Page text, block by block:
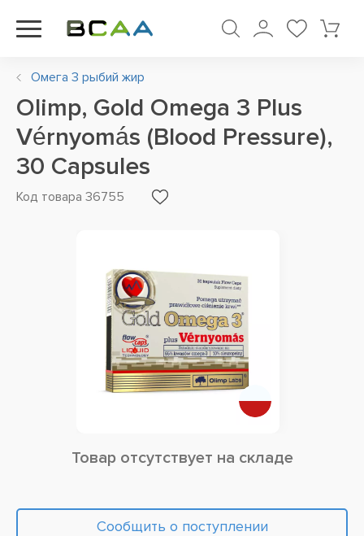
Омега 3 рыбий жир
Olimp, Gold Omega 3 Plus
Vérnyomás (Blood Pressure),
30 Capsules
Код товара 36755
Товар отсутствует на складе
Сообщить о поступлении